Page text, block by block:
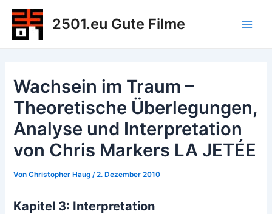
Zum
Inhalt
springen
2501.eu Gute Filme
Wachsein im Traum –
Theoretische Überlegungen,
Analyse und Interpretation
von Chris Markers LA JETÉE
VonChristopher Haug/2. Dezember 2010
Kapitel 3: Interpretation